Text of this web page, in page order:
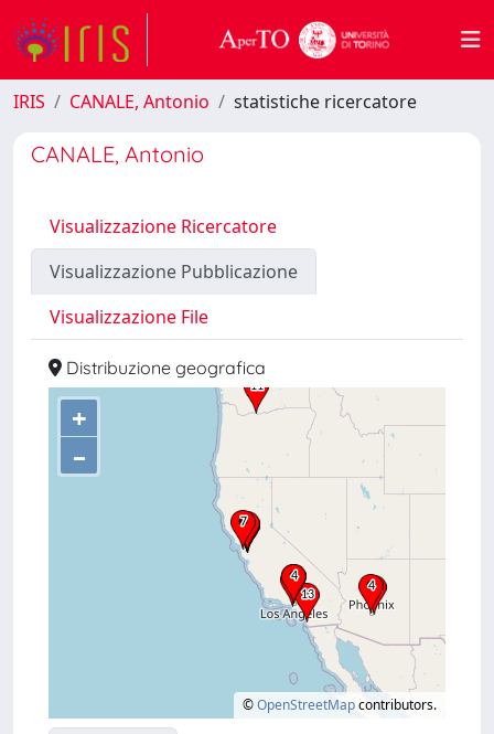
IRIS CANALE, Antonio statistiche ricercatore
CANALE, Antonio
Visualizzazione Ricercatore
Visualizzazione Pubblicazione
Visualizzazione File
Distribuzione geografica
+
–
©OpenStreetMapcontributors.